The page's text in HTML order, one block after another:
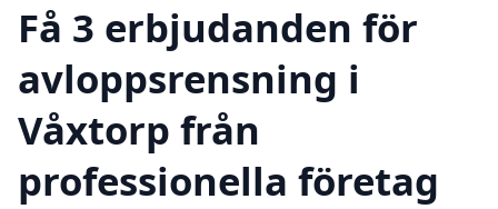
Få 3 erbjudanden för
avloppsrensning i
Våxtorp från
professionella företag